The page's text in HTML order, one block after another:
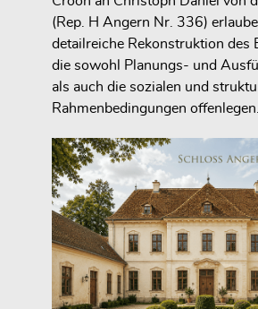
(Rep. H Angern Nr. 336)
detailreiche Rekonstruktion des
die sowohl Planungs- und
als auch die sozialen und
Rahmenbedingungen offenlegen.